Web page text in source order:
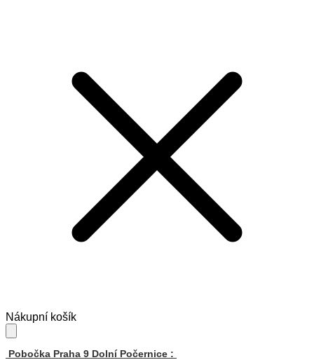
Skip
to
navigation
Skip
to
content
Nákupní košík
Pobočka Praha 9 Dolní Počernice :